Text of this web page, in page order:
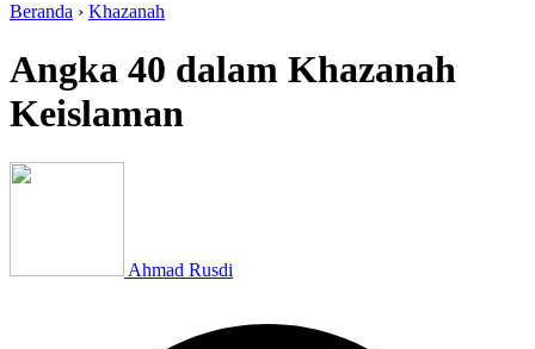
Beranda › Khazanah
Angka 40 dalam Khazanah
Keislaman
Ahmad Rusdi